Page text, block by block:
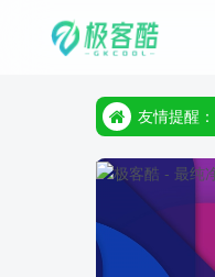
友情提醒
友情提醒